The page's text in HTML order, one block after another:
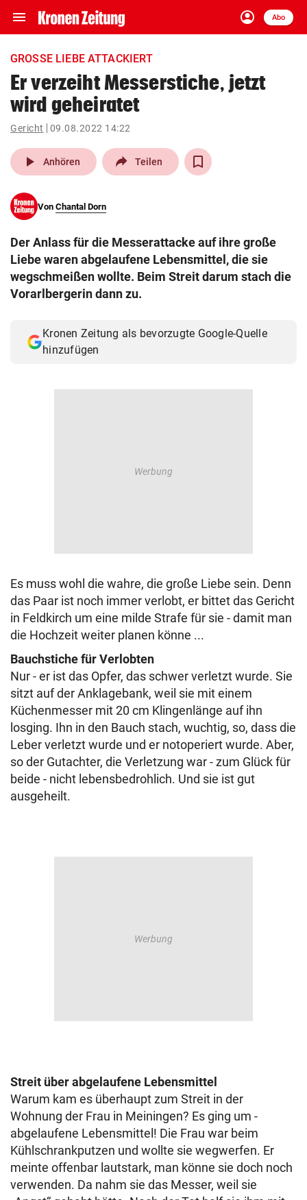
menu Navigation
ein-/ausklappen
account_circle
Anmelden
Abo
close Schließen
account_circle Anmelden
pin_drop
Wien arrow_right
search
eingeben
Muthgasse 2, 1190 Wien
GROSSE LIEBE ATTACKIERT
Er verzeiht Messerstiche, jetzt
wird geheiratet
Gericht 09.08.2022 14:22
play_arrow Anhören Teilen
Von Chantal Dorn
Der Anlass für die Messerattacke auf ihre große
Liebe waren abgelaufene Lebensmittel, die sie
wegschmeißen wollte. Beim Streit darum stach die
Vorarlbergerin dann zu.
Kronen Zeitung als bevorzugte Google-Quelle
hinzufügen
Es muss wohl die wahre, die große Liebe sein. Denn
das Paar ist noch immer verlobt, er bittet das Gericht
in Feldkirch um eine milde Strafe für sie - damit man
die Hochzeit weiter planen könne ...
Bauchstiche für Verlobten
Nur - er ist das Opfer, das schwer verletzt wurde. Sie
sitzt auf der Anklagebank, weil sie mit einem
Küchenmesser mit 20 cm Klingenlänge auf ihn
losging. Ihn in den Bauch stach, wuchtig, so, dass die
Leber verletzt wurde und er notoperiert wurde. Aber,
so der Gutachter, die Verletzung war - zum Glück für
beide - nicht lebensbedrohlich. Und sie ist gut
ausgeheilt.
Streit über abgelaufene Lebensmittel
Warum kam es überhaupt zum Streit in der
Wohnung der Frau in Meiningen? Es ging um -
abgelaufene Lebensmittel! Die Frau war beim
Kühlschrankputzen und wollte sie wegwerfen. Er
meinte offenbar lautstark, man könne sie doch noch
verwenden. Da nahm sie das Messer, weil sie